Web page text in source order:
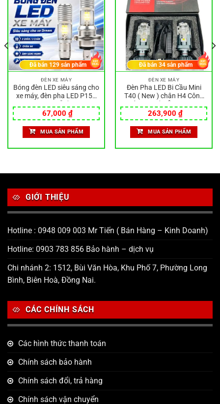
ĐÈN XE MÁY
Bóng đèn LED siêu sáng cho
xe máy, đèn pha LED P15D
Giá
gốc
là:
134,000 ₫.
67,000 ₫Giá
hiện
tại
là:
67,000 ₫.
Đã bán 129 sản phẩm
MUA SẢN PHẨM
ĐÈN XE MÁY
Đèn Pha LED Bi Cầu Mini
T40 ( New ) chân H4 Công
Giá
gốc
là:
290,000 ₫.
263,900 ₫Giá
hiện
tại
là:
263,900 ₫.
Đã bán 34sản phẩm
MUA SẢN PHẨM
GIỚI THIỆU
Hotline : 0948 009 003 Mr Tiến ( Bán Hàng – Kinh Doanh)
Hotline: 0903 783 856 Bảo hành – dịch vụ
Chi nhánh 2: 1512, Bùi Văn Hòa, Khu Phố 7, Phường Long
Bình, Biên Hoà, Đồng Nai.
CÁC CHÍNH SÁCH
Các hình thức thanh toán
Chính sách bảo hành
Chính sách đổi, trả hàng
Chính sách vận chuyển